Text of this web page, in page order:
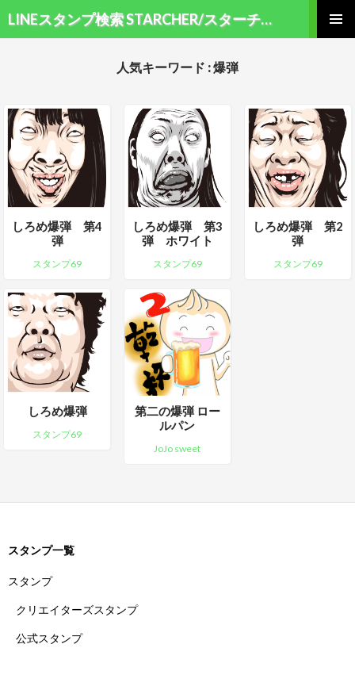
LINEスタンプ検索 STARCHER/スターチャー
人気キーワード : 爆弾
しろめ爆弾 第4
弾
スタンプ69
しろめ爆弾 第3
弾 ホワイト
スタンプ69
しろめ爆弾 第2
弾
スタンプ69
しろめ爆弾
スタンプ69
第二の爆弾 ロー
ルパン
JoJo sweet
スタンプ一覧
スタンプ
クリエイターズスタンプ
公式スタンプ